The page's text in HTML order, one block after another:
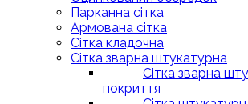
Парканна сітка
Армована сітка
Cітка кладочна
Сітка зварна штукатурна
Сітка зварна
покриття